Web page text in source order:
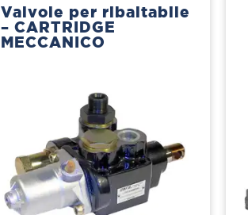
Valvole per ribaltabile
– CARTRIDGE
MECCANICO